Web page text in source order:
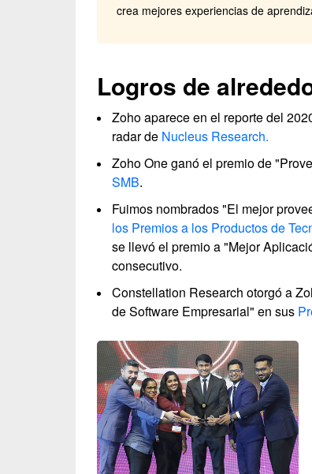
crea mejores experiencias de
Logros de
Zoho aparece en el reporte del
radar de Nucleus Research.
Zoho One ganó el premio de
SMB.
Fuimos nombrados"El mejor
los Premios a los Productos de
se llevó el premio a "Mejor
consecutivo.
Constellation Research otorgó a
de Software Empresarial" en sus